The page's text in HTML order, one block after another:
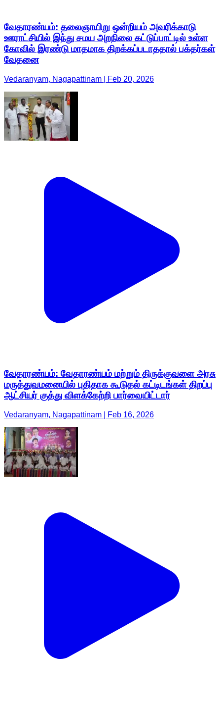
வேதாரண்யம்: தலைஞாயிறு ஒன்றியம் அவரிக்காடு
ஊராட்சியில் இந்து சமய அறநிலை கட்டுப்பாட்டில் உள்ள
கோவில் இரண்டு மாதமாக திறக்கப்படாததால் பக்தர்கள்
வேதனை
Vedaranyam, Nagapattinam | Feb 20, 2026
வேதாரண்யம்: வேதாரண்யம் மற்றும் திருக்குவளை அரசு
மருத்துவமனையில் புதிதாக கூடுதல் கட்டிடங்கள் திறப்பு
ஆட்சியர் குத்து விளக்கேற்றி பார்வையிட்டார்
Vedaranyam, Nagapattinam | Feb 16, 2026